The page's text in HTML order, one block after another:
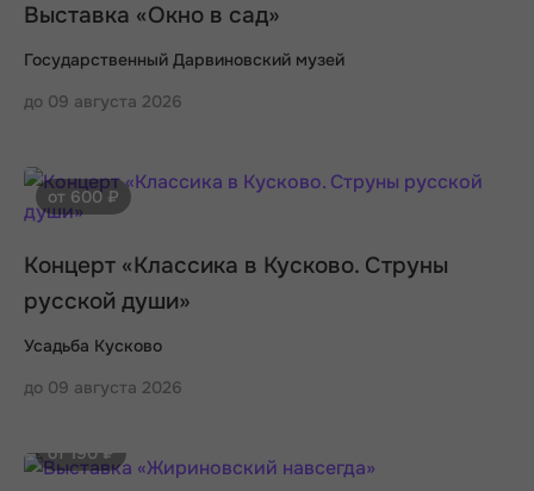
Выставка «Окно в сад»
Государственный Дарвиновский музей
до 09 августа 2026
от 600 ₽
Концерт «Классика в Кусково. Струны
русской души»
Усадьба Кусково
до 09 августа 2026
от 190 ₽